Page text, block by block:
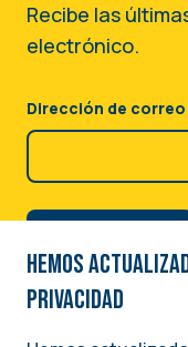
Recibe las
electrónico.
Dirección de
Hemos
privacidad